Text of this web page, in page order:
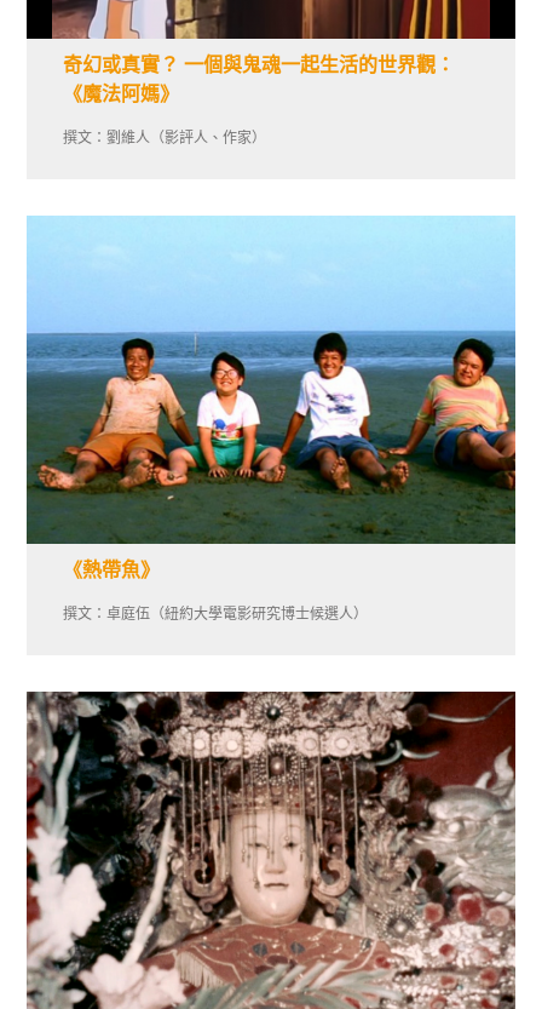
奇幻或真實？ 一個與鬼魂一起生活的世界觀：
《魔法阿媽》
撰文：劉維人（影評人、作家）
《熱帶魚》
撰文：卓庭伍（紐約大學電影研究博士候選人）